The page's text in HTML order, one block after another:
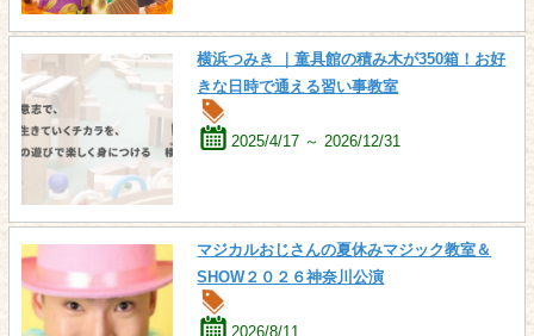
横浜つみき ｜童具館の積み木が350箱！お好
きな日時で通える習い事教室
2025/4/17 ～ 2026/12/31
マジカルおじさんの夏休みマジック教室＆
SHOW２０２６神奈川公演
2026/8/11